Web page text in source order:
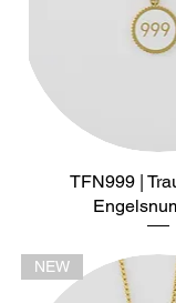
TFN999 |
NEW